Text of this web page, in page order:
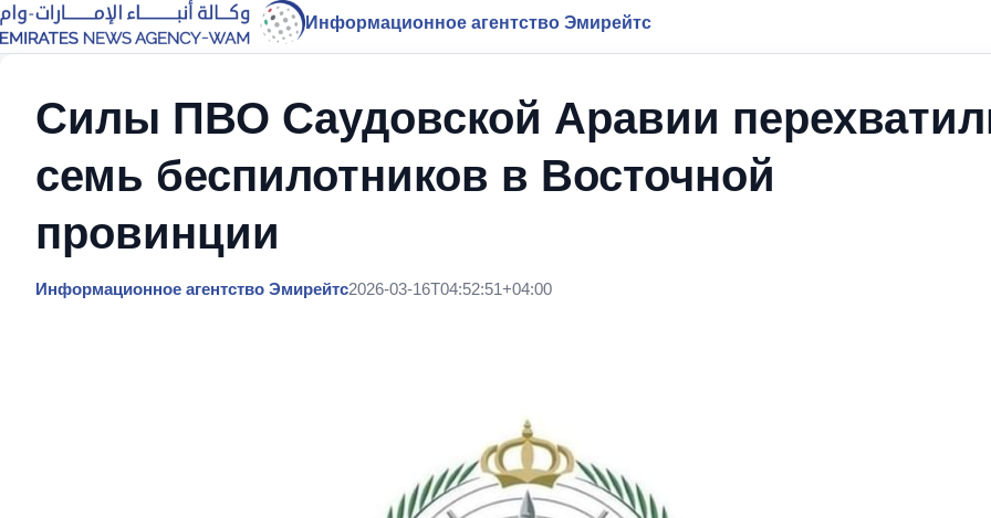
Информационное агентство Эмирейтс
Силы ПВО Саудовской Аравии
семь беспилотников в Восточной
провинции
Информационное агентство Эмирейтс2026-03-16T04:52:51+04:00